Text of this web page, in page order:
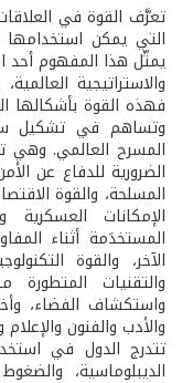
تعرَّف القوة في
التي يمكن استخدامها
يمثّل هذا المفهوم أحد
والاستراتيجية
فهذه القوة بأشكالها
وتساهم في تشكيل
المسرح العالمي. وهي
الضرورية للدفاع عن
المسلحة، والقوة
الإمكانات العسكرية
المستخدَمة أثناء
الآخر، والقوة
والتقنيات المتطورة
واستكشاف الفضاء،
والأدب والفنون
تتدرج الدول في
الديبلوماسية،